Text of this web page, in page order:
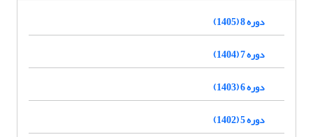
دوره 8 (1405)
دوره 7 (1404)
دوره 6 (1403)
دوره 5 (1402)